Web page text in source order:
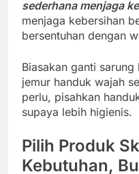
sederhana menjaga
menjaga kebersihan
bersentuhan dengan
Biasakan ganti
jemur handuk wajah
perlu, pisahkan
supaya lebih higienis.
Pilih Produk
Kebutuhan,